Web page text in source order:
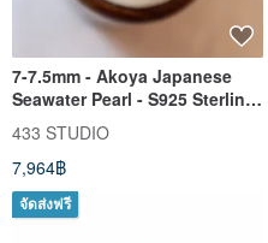
7-7.5mm - Akoya Japanese
Seawater Pearl - S925 Sterling
Silver Ring - Adjustable Band
433 STUDIO
7,964฿
จัดส่งฟรี